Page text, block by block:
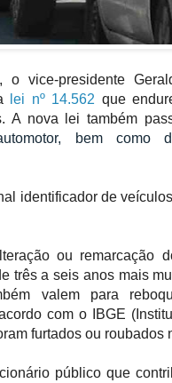
vice-presidente
lei nº 14.562 que
A nova lei também
bem como
identificador de veículos
ou remarcação
três a seis anos mais
valem para
com o IBGE
furtados ou roubados
público que